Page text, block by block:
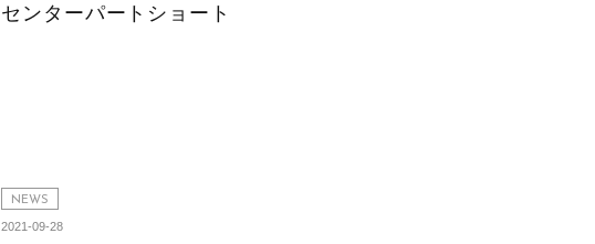
センターパートショート
NEWS
2021-09-28